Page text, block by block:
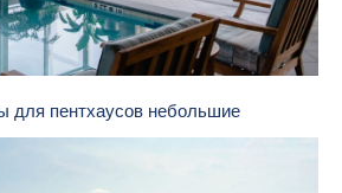
для пентхаусов небольшие